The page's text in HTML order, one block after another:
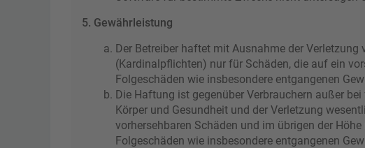
5. Gewährleistung
Der Betreiber haftet mit Ausnahme der
(Kardinalpflichten) nur für Schäden, die auf ein
Folgeschäden wie insbesondere entgangenen
Die Haftung ist gegenüber Verbrauchern außer
Körper und Gesundheit und der Verletzung
vorhersehbaren Schäden und im übrigen der
Folgeschäden wie insbesondere entgangenen